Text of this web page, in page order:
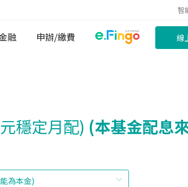
智
融 申辦/繳費 線
穩定月配) (本基金配息